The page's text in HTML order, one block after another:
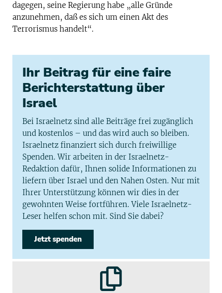
dagegen, seine Regierung habe „alle Gründe
anzunehmen, daß es sich um einen Akt des
Terrorismus handelt“.
Ihr Beitrag für eine faire
Berichterstattung über
Israel
Bei Israelnetz sind alle Beiträge frei zugänglich
und kostenlos – und das wird auch so bleiben.
Israelnetz finanziert sich durch freiwillige
Spenden. Wir arbeiten in der Israelnetz-
Redaktion dafür, Ihnen solide Informationen zu
liefern über Israel und den Nahen Osten. Nur mit
Ihrer Unterstützung können wir dies in der
gewohnten Weise fortführen. Viele Israelnetz-
Leser helfen schon mit. Sind Sie dabei?
Jetzt spenden